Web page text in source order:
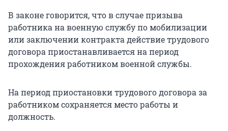
В законе говорится, что в случае призыва
работника на военную службу по мобилизации
или заключении контракта действие трудового
договора приостанавливается на период
прохождения работником военной службы.
На период приостановки трудового договора за
работником сохраняется место работы и
должность.